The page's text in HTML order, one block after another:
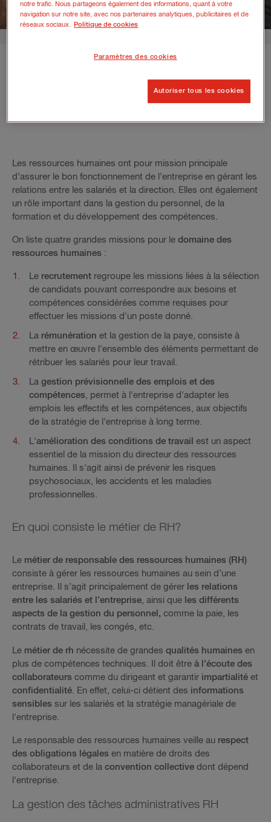
A QUOI SERVENT LES
RESSOURCES HUMAINES ?
Les ressources humaines ont pour mission principale
d’assurer le bon fonctionnement de l’entreprise en gérant les
relations entre les salariés et la direction. Elles ont également
un rôle important dans la gestion du personnel, de la
formation et du développement des compétences.
On liste quatre grandes missions pour le domaine des
ressources humaines :
Le recrutement regroupe les missions liées à la sélection
de candidats pouvant correspondre aux besoins et
compétences considérées comme requises pour
effectuer les missions d'un poste donné.
La rémunération et la gestion de la paye, consiste à
mettre en œuvre l'ensemble des éléments permettant de
rétribuer les salariés pour leur travail.
La gestion prévisionnelle des emplois et des
compétences, permet à l'entreprise d'adapter les
emplois les effectifs et les compétences, aux objectifs
de la stratégie de l'entreprise à long terme.
L'amélioration des conditions de travail est un aspect
essentiel de la mission du directeur des ressources
humaines. Il s'agit ainsi de prévenir les risques
psychosociaux, les accidents et les maladies
professionnelles.
En quoi consiste le métier de RH?
Le métier de responsable des ressources humaines (RH)
consiste à gérer les ressources humaines au sein d’une
entreprise. Il s’agit principalement de gérer les relations
entre les salariés et l’entreprise, ainsi que les différents
aspects de la gestion du personnel, comme la paie, les
contrats de travail, les congés, etc.
Le métier de rh nécessite de grandes qualités humaines en
plus de compétences techniques. Il doit être à l'écoute des
collaborateurs comme du dirigeant et garantir impartialité et
confidentialité . En effet, celui-ci détient des informations
sensibles sur les salariés et la stratégie managériale de
l'entreprise.
Le responsable des ressources humaines veille au respect
des obligations légales en matière de droits des
collaborateurs et de la convention collective dont dépend
l'entreprise.
La gestion des tâches administratives RH
notre trafic. Nous partageons également des informations, quant à votre
navigation sur notre site, avec nos partenaires analytiques, publicitaires et de
réseaux sociaux. Politique de cookies
Paramètres des cookies
Autoriser tous les cookies